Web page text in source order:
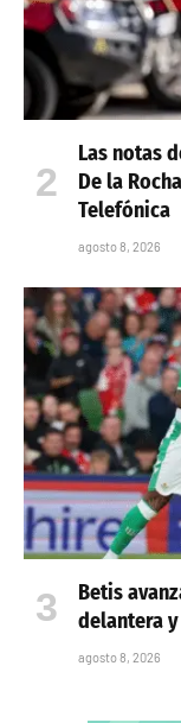
Las notas
De la
Telefónica
agosto 8, 2026
Betis
delantera
agosto 8, 2026